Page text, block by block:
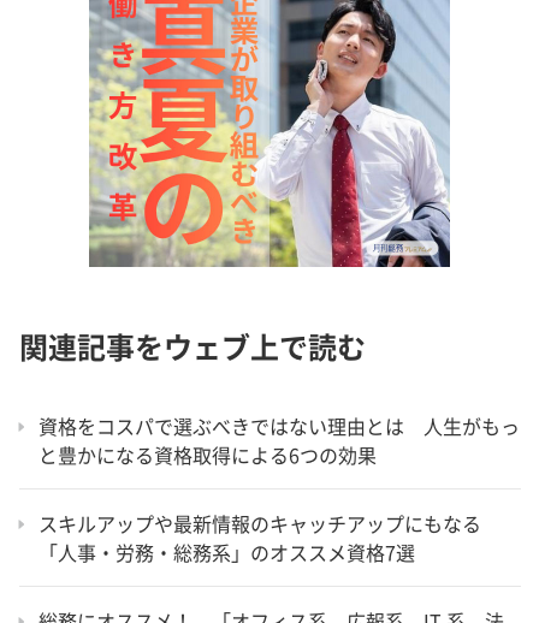
関連記事をウェブ上で読む
資格をコスパで選ぶべきではない理由とは 人生がもっ
と豊かになる資格取得による6つの効果
スキルアップや最新情報のキャッチアップにもなる
「人事・労務・総務系」のオススメ資格7選